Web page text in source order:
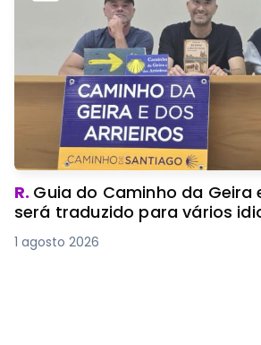
R. Guia do Caminho da Geira
será traduzido para vários
1 agosto 2026